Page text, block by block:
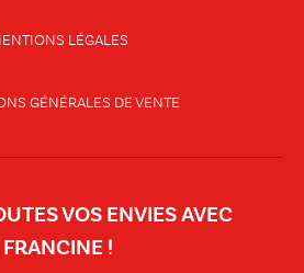
LÉGALES
GÉNÉRALES DE VENTE
VOS ENVIES AVEC
FRANCINE !